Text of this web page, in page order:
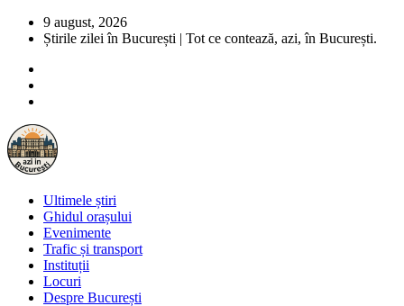
9 august, 2026
Știrile zilei în București | Tot ce contează, azi, în București.
Ultimele știri
Ghidul orașului
Evenimente
Trafic și transport
Instituții
Locuri
Despre București